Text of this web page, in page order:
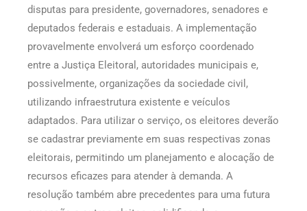
disputas para presidente, governadores, senadores e
deputados federais e estaduais. A implementação
provavelmente envolverá um esforço coordenado
entre a Justiça Eleitoral, autoridades municipais e,
possivelmente, organizações da sociedade civil,
utilizando infraestrutura existente e veículos
adaptados. Para utilizar o serviço, os eleitores deverão
se cadastrar previamente em suas respectivas zonas
eleitorais, permitindo um planejamento e alocação de
recursos eficazes para atender à demanda. A
resolução também abre precedentes para uma futura